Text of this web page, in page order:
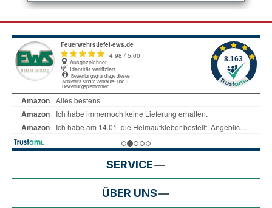
SERVICE
ÜBER UNS